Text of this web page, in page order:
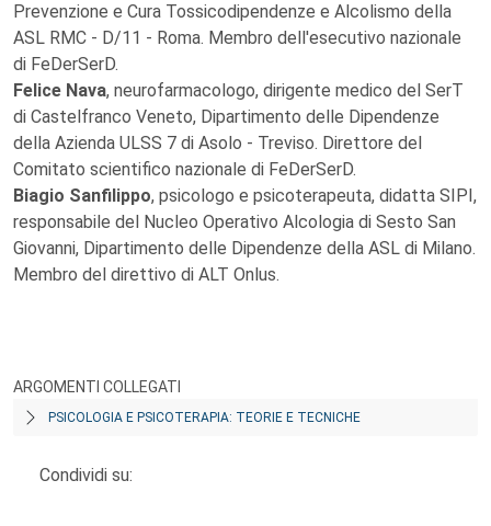
Prevenzione e Cura Tossicodipendenze e Alcolismo della
ASL RMC - D/11 - Roma. Membro dell'esecutivo nazionale
di FeDerSerD.
Felice Nava, neurofarmacologo, dirigente medico del SerT
di Castelfranco Veneto, Dipartimento delle Dipendenze
della Azienda ULSS 7 di Asolo - Treviso. Direttore del
Comitato scientifico nazionale di FeDerSerD.
Biagio Sanfilippo, psicologo e psicoterapeuta, didatta SIPI,
responsabile del Nucleo Operativo Alcologia di Sesto San
Giovanni, Dipartimento delle Dipendenze della ASL di Milano.
Membro del direttivo di ALT Onlus.
ARGOMENTI COLLEGATI
PSICOLOGIA E PSICOTERAPIA: TEORIE E TECNICHE
Condividi su: